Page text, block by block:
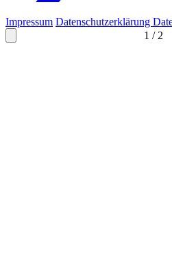
1 / 2
Impressum Datenschutzerklärung